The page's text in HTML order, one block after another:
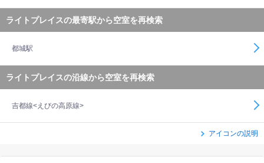
ライトプレイスの最寄駅から空室を再検索
都城駅
ライトプレイスの沿線から空室を再検索
吉都線<えびの高原線>
アイコンの説明